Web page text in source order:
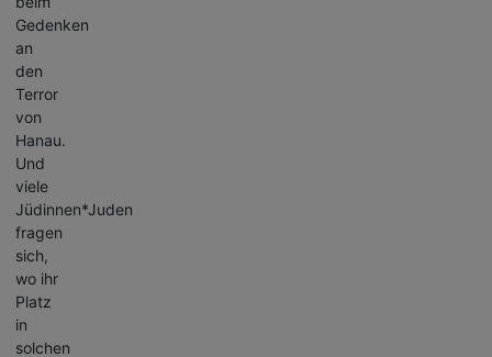
Gedenken
an
den
Terror
von
Hanau.
Und
viele
Jüdinnen*Juden
fragen
sich,
wo ihr
Platz
in
solchen